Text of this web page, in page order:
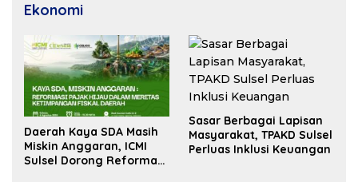
Ekonomi
Daerah Kaya SDA Masih
Miskin Anggaran, ICMI
Sulsel Dorong Reformasi
Sasar Berbagai Lapisan
Masyarakat, TPAKD Sulsel
Perluas Inklusi Keuangan